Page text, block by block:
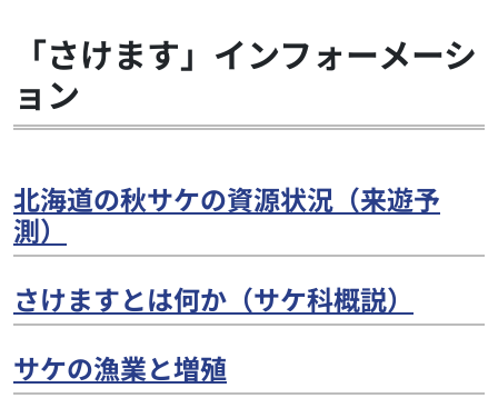
「さけます」インフォーメーシ
ョン
北海道の秋サケの資源状況（来遊予
測）
さけますとは何か（サケ科概説）
サケの漁業と増殖